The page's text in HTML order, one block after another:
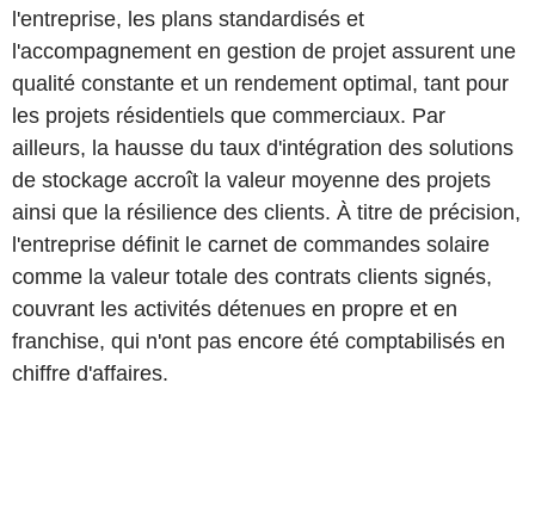
l'entreprise, les plans standardisés et
l'accompagnement en gestion de projet assurent une
qualité constante et un rendement optimal, tant pour
les projets résidentiels que commerciaux. Par
ailleurs, la hausse du taux d'intégration des solutions
de stockage accroît la valeur moyenne des projets
ainsi que la résilience des clients. À titre de précision,
l'entreprise définit le carnet de commandes solaire
comme la valeur totale des contrats clients signés,
couvrant les activités détenues en propre et en
franchise, qui n'ont pas encore été comptabilisés en
chiffre d'affaires.